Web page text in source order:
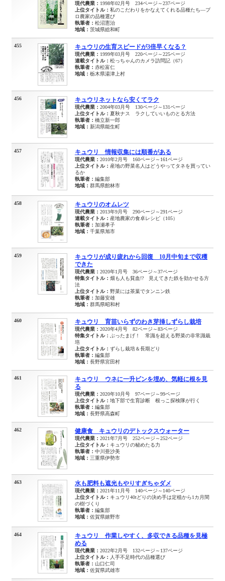
現代農業： 1998年02月号 234ページ～237ページ
上位タイトル： 私のこだわりをかなえてくれる品種たち―プ
ロ農家の品種選び
執筆者： 松沼憲治
地域： 茨城県総和町
455 キュウリの生育スピードが3倍早くなる？
現代農業： 1999年03月号 220ページ～225ページ
連載タイトル： 松っちゃんのカメラ訪問記（67）
執筆者： 赤松富仁
地域： 栃木県湯津上村
456 キュウリネットなら安くてラク
現代農業： 2004年03月号 130ページ～131ページ
上位タイトル： 夏秋ナス ラクしていいものとる方法
執筆者： 橋立新一郎
地域： 新潟県能生町
457 キュウリ 情報収集には順番がある
現代農業： 2010年2月号 160ページ～161ページ
上位タイトル： 産地の野菜名人はどうやってタネを買ってい
るか
執筆者： 編集部
地域： 群馬県館林市
458 キュウリのオムレツ
現代農業： 2013年9月号 290ページ～291ページ
連載タイトル： 産地農家の食卓レシピ（105）
執筆者： 加瀬孝子
地域： 千葉県旭市
459
キュウリが成り疲れから回復 10月中旬まで収穫
できた
現代農業： 2020年1月号 36ページ～37ページ
特集タイトル： 畑も人も貧血!? 見えてきた鉄を効かせる方
法
上位タイトル： 野菜には茶葉でタンニン鉄
執筆者： 加藤安雄
地域： 群馬県昭和村
460 キュウリ 育苗いらずのわき芽挿しずらし栽培
現代農業： 2020年4月号 82ページ～83ページ
特集タイトル：
ぶったまげ！ 常識を超える野菜の非常識栽
培
上位タイトル： ずらし栽培＆長期どり
執筆者： 編集部
地域： 長野県宮田村
461
キュウリ ウネに一升ビンを埋め、気軽に根を見
る
現代農業： 2020年10月号 97ページ～99ページ
上位タイトル： 地下部で生育診断 根っこ探検隊が行く
執筆者： 編集部
地域： 長野県高森町
462 健康食 キュウリのデトックスウォーター
現代農業： 2021年7月号 252ページ～252ページ
上位タイトル： キュウリの秘めたる力
執筆者： 中川亜沙美
地域： 三重県伊勢市
463 水も肥料も遮光もやりすぎちゃダメ
現代農業： 2021年11月号 140ページ～140ページ
上位タイトル： キュウリ40tどりの決め手は定植から1カ月間
の樹づくり
執筆者： 編集部
地域： 佐賀県嬉野市
464
キュウリ 作業しやすく、多収できる品種を見極
める
現代農業： 2022年2月号 132ページ～137ページ
上位タイトル： 人手不足時代の品種選び
執筆者： 山口仁司
地域： 佐賀県武雄市